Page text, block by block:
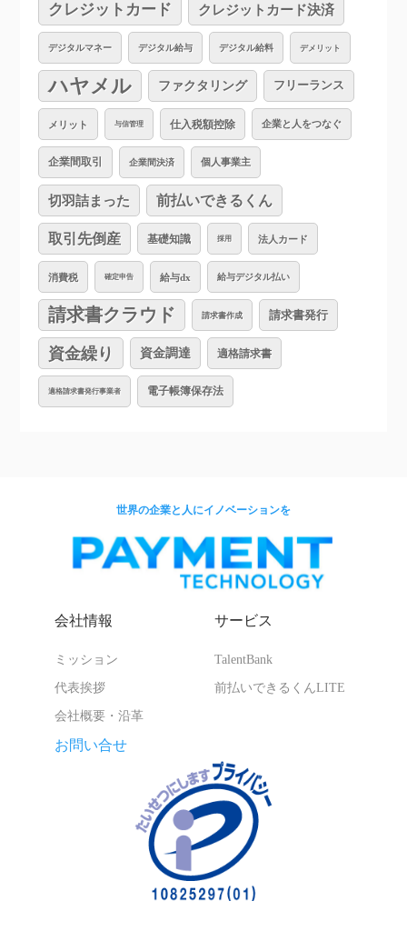
クレジットカード クレジットカード決済
デジタルマネー デジタル給与 デジタル給料 デメリット
ハヤメル ファクタリング フリーランス
メリット 与信管理 仕入税額控除 企業と人をつなぐ
企業間取引 企業間決済 個人事業主
切羽詰まった 前払いできるくん
取引先倒産 基礎知識 採用 法人カード
消費税 確定申告 給与dx 給与デジタル払い
請求書クラウド 請求書作成 請求書発行
資金繰り 資金調達 適格請求書
適格請求書発行事業者 電子帳簿保存法
世界の企業と人にイノベーションを
会社情報
ミッション
代表挨拶
会社概要・沿革
サービス
TalentBank
前払いできるくんLITE
お問い合せ